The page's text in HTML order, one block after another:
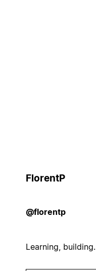
FlorentP
@florentp
Learning, building.